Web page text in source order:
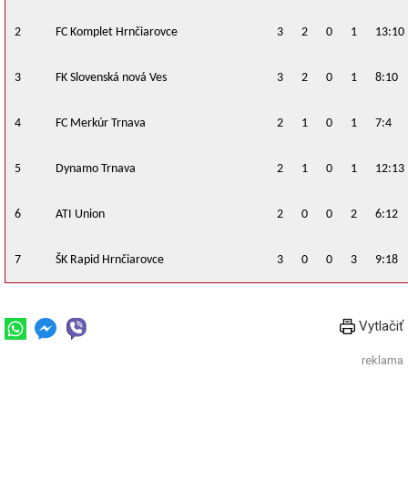
2 FC Komplet Hrnčiarovce 3 2 0 1 13:10
3 FK Slovenská nová Ves 3 2 0 1 8:10
4 FC Merkúr Trnava 2 1 0 1 7:4
5 Dynamo Trnava 2 1 0 1 12:13
6 ATI Union 2 0 0 2 6:12
7 ŠK Rapid Hrnčiarovce 3 0 0 3 9:18
Vytlačiť
reklama